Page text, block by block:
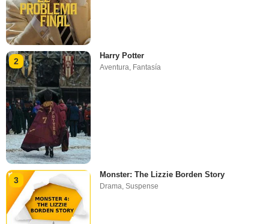
2
Harry Potter
Aventura Fantasía
3
Monster: The Lizzie Borden Story
Drama,Suspense